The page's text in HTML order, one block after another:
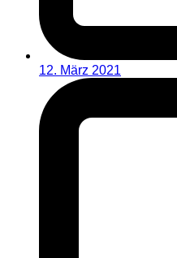
12. März 2021